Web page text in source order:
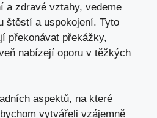
a zdravé vztahy, vedeme
štěstí a uspokojení. Tyto
překonávat překážky,
nabízejí oporu v těžkých
aspektů, na které
vytvářeli vzájemně